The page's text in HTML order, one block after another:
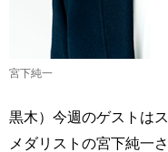
宮下純一
黒木）今週のゲストは
メダリストの宮下純一